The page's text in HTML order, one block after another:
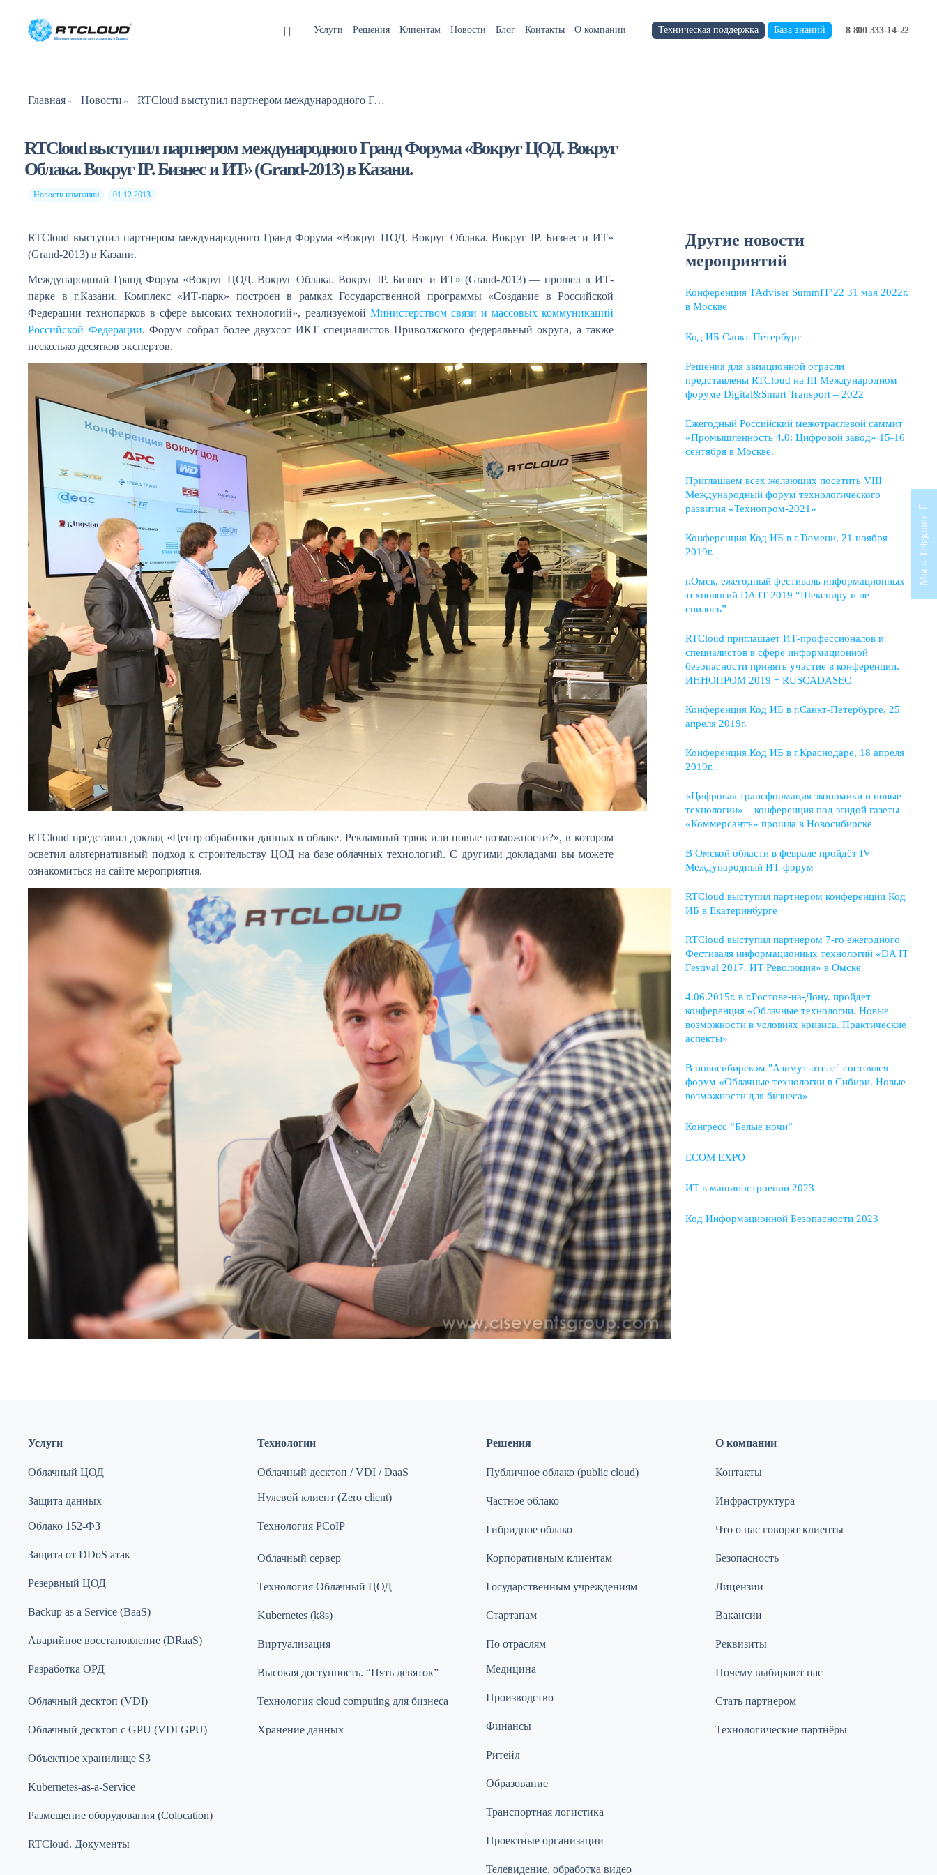
Мы в Telegram
Услуги Решения Клиентам Новости Блог Контакты О компании Техническая поддержка База знаний 8 800 333-14-22
Главная Новости RTCloud выступил партнером международного Гранд Форума «Вокруг ЦОД. Вокруг Облака. Вокруг IP. Бизнес и ИТ» (Grand-2013) в Казани.
RTCloud выступил партнером международного Гранд Форума «Вокруг ЦОД. Вокруг
Облака. Вокруг IP. Бизнес и ИТ» (Grand-2013) в Казани.
Новости компании 01.12.2013
RTCloud выступил партнером международного Гранд Форума «Вокруг ЦОД. Вокруг Облака. Вокруг IP. Бизнес и ИТ»
(Grand-2013) в Казани.
Международный Гранд Форум «Вокруг ЦОД. Вокруг Облака. Вокруг IP. Бизнес и ИТ» (Grand-2013) — прошел в ИТ-
парке в г.Казани. Комплекс «ИТ-парк» построен в рамках Государственной программы «Создание в Российской
Федерации технопарков в сфере высоких технологий», реализуемой Министерством связи и массовых коммуникаций
Российской Федерации. Форум собрал более двухсот ИКТ специалистов Приволжского федеральный округа, а также
несколько десятков экспертов.
RTCloud представил доклад «Центр обработки данных в облаке. Рекламный трюк или новые возможности?», в котором
осветил альтернативный подход к строительству ЦОД на базе облачных технологий. С другими докладами вы можете
ознакомиться на сайте мероприятия.
Другие новости
мероприятий
Конференция TAdviser SummIT’22 31 мая 2022г.
в Москве
Код ИБ Санкт-Петербург
Решения для авиационной отрасли
представлены RTCloud на III Международном
форуме Digital&Smart Transport – 2022
Ежегодный Российский межотраслевой саммит
«Промышленность 4.0: Цифровой завод» 15-16
сентября в Москве.
Приглашаем всех желающих посетить VIII
Международный форум технологического
развития «Технопром-2021»
Конференция Код ИБ в г.Тюмени, 21 ноября
2019г.
г.Омск, ежегодный фестиваль информационных
технологий DA IT 2019 “Шекспиру и не
снилось”
RTCloud приглашает ИТ-профессионалов и
специалистов в сфере информационной
безопасности принять участие в конференции.
ИННОПРОМ 2019 + RUSCADASEC
Конференция Код ИБ в г.Санкт-Петербурге, 25
апреля 2019г.
Конференция Код ИБ в г.Краснодаре, 18 апреля
2019г.
«Цифровая трансформация экономики и новые
технологии» – конференция под эгидой газеты
«Коммерсантъ» прошла в Новосибирске
В Омской области в феврале пройдёт IV
Международный ИТ-форум
RTCloud выступил партнером конференции Код
ИБ в Екатеринбурге
RTCloud выступил партнером 7-го ежегодного
Фестиваля информационных технологий «DA IT
Festival 2017. ИТ Революция» в Омске
4.06.2015г. в г.Ростове-на-Дону. пройдет
конференция «Облачные технологии. Новые
возможности в условиях кризиса. Практические
аспекты»
В новосибирском "Азимут-отеле" состоялся
форум «Облачные технологии в Сибири. Новые
возможности для бизнеса»
Конгресс “Белые ночи”
ECOM EXPO
ИТ в машиностроении 2023
Код Информационной Безопасности 2023
Услуги
Облачный ЦОД
Защита данных
Облако 152-ФЗ
Защита от DDoS атак
Резервный ЦОД
Backup as a Service (BaaS)
Аварийное восстановление (DRaaS)
Разработка ОРД
Облачный десктоп (VDI)
Облачный десктоп с GPU (VDI GPU)
Объектное хранилище S3
Kubernetes-as-a-Service
Размещение оборудования (Colocation)
RTCloud. Документы
Технологии
Облачный десктоп / VDI / DaaS
Нулевой клиент (Zero client)
Технология PCoIP
Облачный сервер
Технология Облачный ЦОД
Kubernetes (k8s)
Виртуализация
Высокая доступность. “Пять девяток”
Технология cloud computing для бизнеса
Хранение данных
Решения
Публичное облако (public cloud)
Частное облако
Гибридное облако
Корпоративным клиентам
Государственным учреждениям
Стартапам
По отраслям
Медицина
Производство
Финансы
Ритейл
Образование
Транспортная логистика
Проектные организации
Телевидение, обработка видео
О компании
Контакты
Инфраструктура
Что о нас говорят клиенты
Безопасность
Лицензии
Вакансии
Реквизиты
Почему выбирают нас
Стать партнером
Технологические партнёры